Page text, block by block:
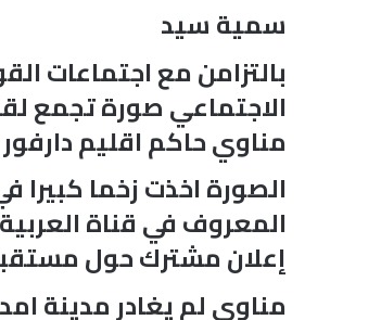
سمية سيد
بالتزامن مع اجتماعات
الاجتماعي صورة تجمع
مناوي حاكم اقليم
الصورة اخذت زخما كبيرا
المعروف في قناة
إعلان مشترك حول
مناوي لم يغادر مدينة